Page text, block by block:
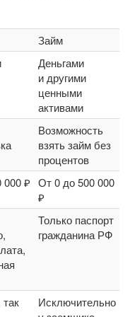
Займ
Деньгами
и другими
ценными
активами
Возможность
взять займ без
процентов
000 ₽ От 0 до 500 000
₽
Только паспорт
гражданина РФ
Исключительно